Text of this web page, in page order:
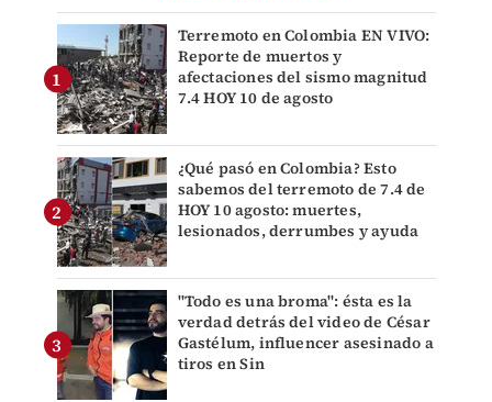
Terremoto en Colombia EN VIVO:
Reporte de muertos y
afectaciones del sismo magnitud
7.4 HOY 10 de agosto
¿Qué pasó en Colombia? Esto
sabemos del terremoto de 7.4 de
HOY 10 agosto: muertes,
lesionados, derrumbes y ayuda
"Todo es una broma": ésta es la
verdad detrás del video de César
Gastélum, influencer asesinado a
tiros en Sin